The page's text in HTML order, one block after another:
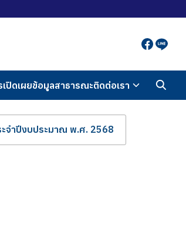
เปิดเผยข้อมูลสาธารณะติดต่อเรา
จำปีงบประมาณ พ.ศ. 2568